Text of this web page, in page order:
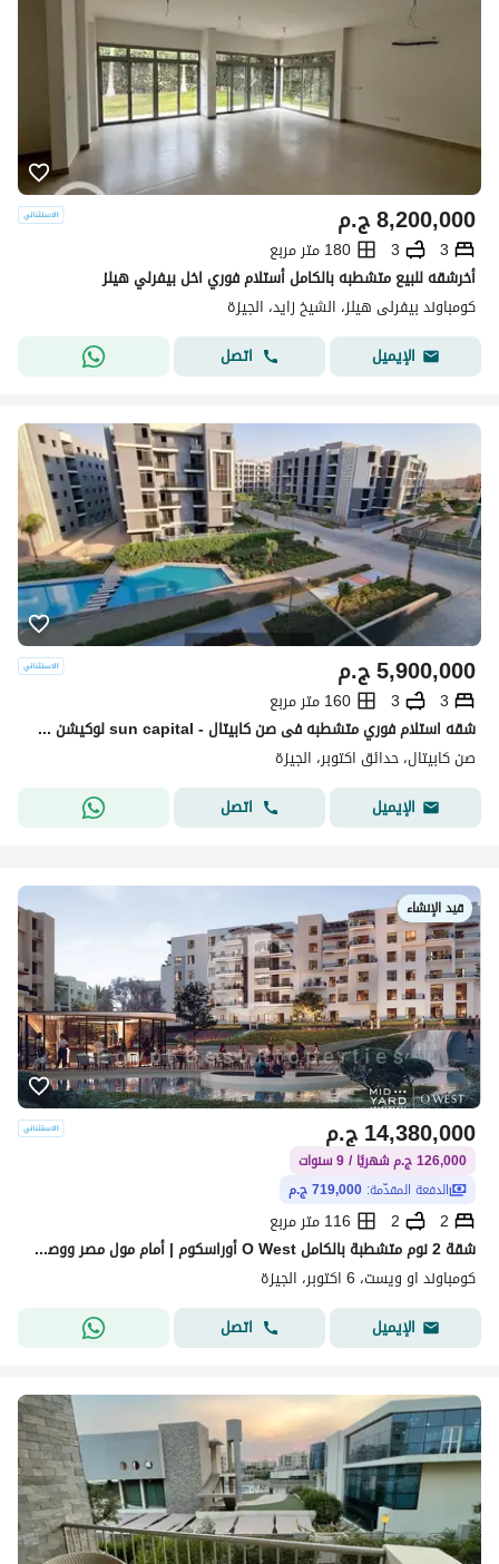
ج.م8,200,000
3
3
180 متر مربع
أخرشقه للبيع متشطبه بالكامل أستلام فوري اخل بيفرلي هيلز
كومباوند بيفرلى هيلز، الشيخ زايد، الجيزة
الإيميل
اتصل
ج.م5,900,000
3
3
160 متر مربع
شقه استلام فوري متشطبه فى صن كابيتال - sun capital لوكيشن مميز فيو لاند سكيب
صن كابيتال، حدائق اكتوبر، الجيزة
الإيميل
اتصل
قيد الإنشاء
ج.م14,380,000
126,000 ج.م شهريًا / 9 سنوات
الدفعة المقدّمة: 719,000 ج.م
2
2
116 متر مربع
شقة 2 نوم متشطبة بالكامل O West أوراسكوم | أمام مول مصر ووصلة دهشور مباشرة | مقدم 719 ألف وتقسيط 9 سنوات | استثمار وسكن راقي بـ 14.3M بمتوسط شهري 126
كومباوند او ويست، 6 اكتوبر، الجيزة
الإيميل
اتصل